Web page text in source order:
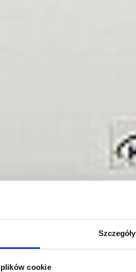
Szczegóły
cookie